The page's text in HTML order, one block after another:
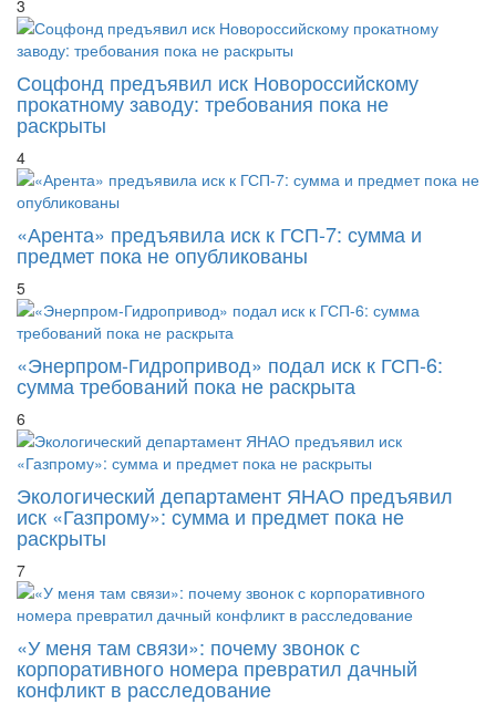
3
Соцфонд предъявил иск Новороссийскому
прокатному заводу: требования пока не
раскрыты
4
«Арента» предъявила иск к ГСП-7: сумма и
предмет пока не опубликованы
5
«Энерпром-Гидропривод» подал иск к ГСП-6:
сумма требований пока не раскрыта
6
Экологический департамент ЯНАО предъявил
иск «Газпрому»: сумма и предмет пока не
раскрыты
7
«У меня там связи»: почему звонок с
корпоративного номера превратил дачный
конфликт в расследование